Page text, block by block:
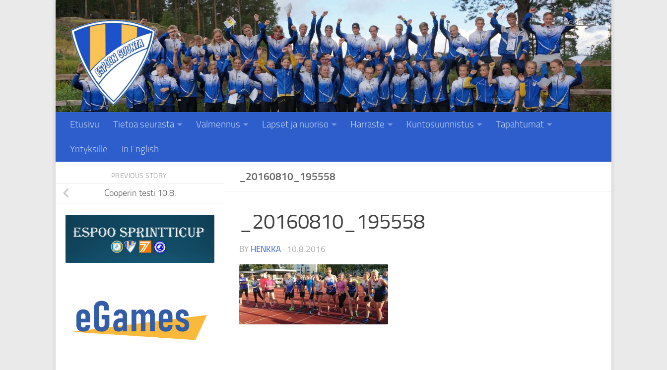
Skip to content
Liity jäseneksi
Etusivu Tietoa seurasta Valmennus Lapset ja nuoriso Harraste Kuntosuunnistus Tapahtumat
Yrityksille In English
_20160810_195558
_20160810_195558
BY HENKKA · 10.8.2016
PREVIOUS STORY
Cooperin testi 10.8.